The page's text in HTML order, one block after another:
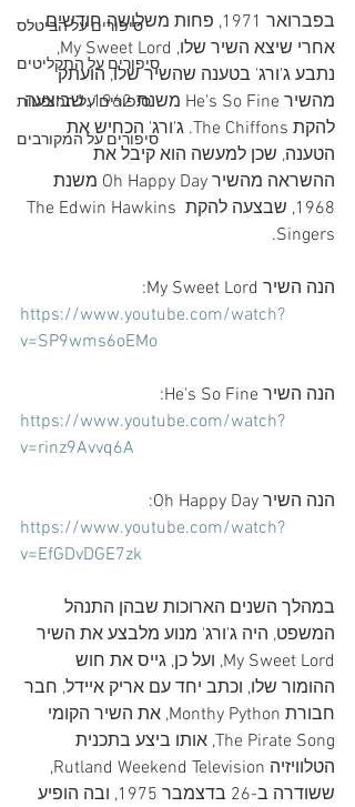
סיפורים על הביטלס
סיפורים על התקליטים
סיפורים על ההופעות
סיפורים על המקורבים
בפברואר 1971, פחות משלושה חודשים
אחרי שיצא השיר שלו, My Sweet Lord,
נתבע ג'ורג' בטענה שהשיר שלו, הועתק
מהשיר He's So Fine משנת 1962, שביצעה
להקת The Chiffons. ג'ורג' הכחיש את
הטענה, שכן למעשה הוא קיבל את
ההשראה מהשיר Oh Happy Day משנת
1968, שבצעה להקת The Edwin Hawkins
Singers.
הנה השיר My Sweet Lord:
https://www.youtube.com/watch?
v=SP9wms6oEMo
הנה השיר He's So Fine:
https://www.youtube.com/watch?
v=rinz9Avvq6A
הנה השיר Oh Happy Day:
https://www.youtube.com/watch?
v=EfGDvDGE7zk
במהלך השנים הארוכות שבהן התנהל
המשפט, היה ג'ורג' מנוע מלבצע את השיר
My Sweet Lord, ועל כן, גייס את חוש
ההומור שלו, וכתב יחד עם אריק איידל, חבר
חבורת Monthy Python, את השיר הקומי
The Pirate Song, אותו ביצע בתכנית
הטלוויזיה Rutland Weekend Television,
ששודרה ב-26 בדצמבר 1975, ובה הופיע